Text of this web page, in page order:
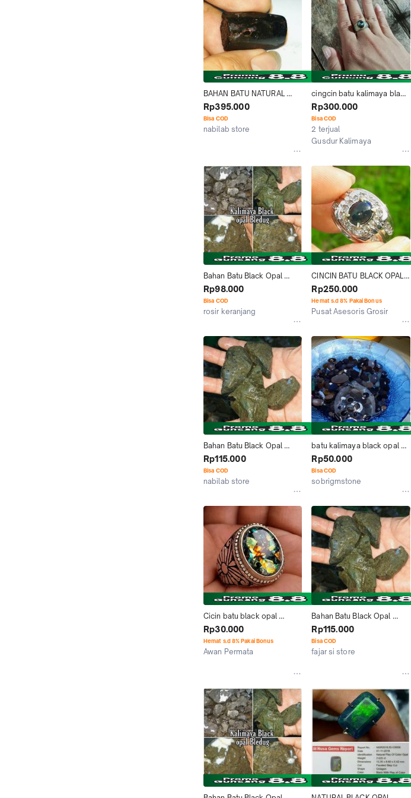
pancawarna giok hijau solar
sulaiman akik gambar
BAHAN BATU NATURAL
KALIMAYA BLACK OPAL
BANTEN ASLI
Rp395.000
Bisa COD
nabilab store
cingcin batu kalimaya black
opal sempur natural ring
nya ring titanium, asli
banten bisa (cod)
Rp300.000
Bisa COD
2 terjual
Gusdur Kalimaya
Bahan Batu Black Opal
Kalimaya Bledug Boulder
MAJA BANTEN Bakat Jarong
Termurah
Rp98.000
Bisa COD
rosir keranjang
CINCIN BATU BLACK OPAL
BANTEN KALIMAYA SIZE
KANTORAN
Rp250.000
Hemat s.d 8% Pakai Bonus
Pusat Asesoris Grosir
Bahan Batu Black Opal
Kalimaya Bledug Boulder
MAJA BANTEN Bakat Jarong
Termurah
Rp115.000
Bisa COD
nabilab store
batu kalimaya black opal
nagutal banten
Rp50.000
Bisa COD
sobrigmstone
Cicin batu black opal
kalimaya banten sempur RS
full jarong pelangi
Rp30.000
Hemat s.d 8% Pakai Bonus
Awan Permata
Bahan Batu Black Opal
Kalimaya Bledug Boulder
MAJA BANTEN Bakat Jarong
Termurah
Rp115.000
Bisa COD
fajar si store